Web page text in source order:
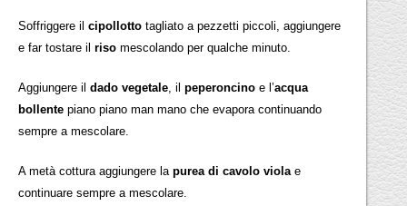
Soffriggere ilcipollotto tagliato a pezzetti piccoli, aggiungere
e far tostare ilriso mescolando per qualche minuto.
Aggiungere ildado vegetale , ilpeperoncinoe l’acqua
bollente piano piano man mano che evapora continuando
sempre a mescolare.
A metà cottura aggiungere lapurea di cavolo viola e
continuare sempre a mescolare.